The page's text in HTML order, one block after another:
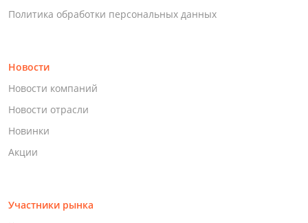
Политика обработки персональных данных
Новости
Новости компаний
Новости отрасли
Новинки
Акции
Участники рынка